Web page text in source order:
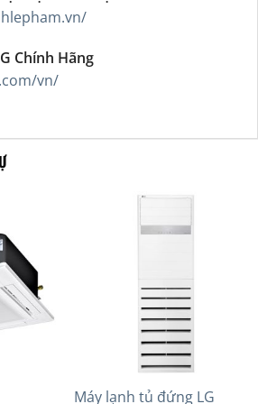
Chính Hãng
vn/
Máy lạnh tủ đứng LG